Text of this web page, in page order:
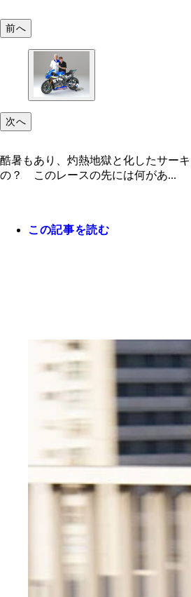
上の写真同様8耐を駆け
酷暑もあり、灼熱地獄と
前へ
次へ
酷暑もあり、灼熱地獄と化したサー
の？ このレースの先には何があ...
この記事を読む